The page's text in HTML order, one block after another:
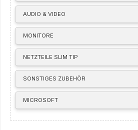
AUDIO & VIDEO
MONITORE
NETZTEILE SLIM TIP
SONSTIGES ZUBEHÖR
MICROSOFT